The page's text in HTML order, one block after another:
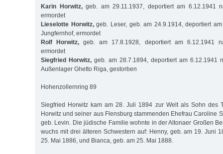
Karin Horwitz,geb. am 29.11.1937, deportiert am 6.12.1941
ermordet
Lieselotte Horwitz,geb. Leser, geb. am 24.9.1914, deportiert
Jungfernhof, ermordet
Rolf Horwitz, geb. am 17.8.1928, deportiert am 6.12.1941
ermordet
Siegfried Horwitz, geb. am 28.7.1894, deportiert am 6.12.1941
Außenlager Ghetto Riga, gestorben
Hohenzollernring 89
Siegfried Horwitz kam am 28. Juli 1894 zur Welt als Sohn des
Horwitz und seiner aus Flensburg stammenden Ehefrau Caroline
geb. Levin. Die jüdische Familie wohnte in der Altonaer Großen
wuchs mit drei älteren Schwestern auf: Henny, geb. am 19. Juni
25. Mai 1886, und Bianca, geb. am 25. Mai 1888.